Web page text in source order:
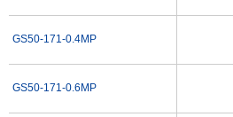
真空計
-0.1～0.1
GS50-171-0.4MP
GS50-171-0.6MP